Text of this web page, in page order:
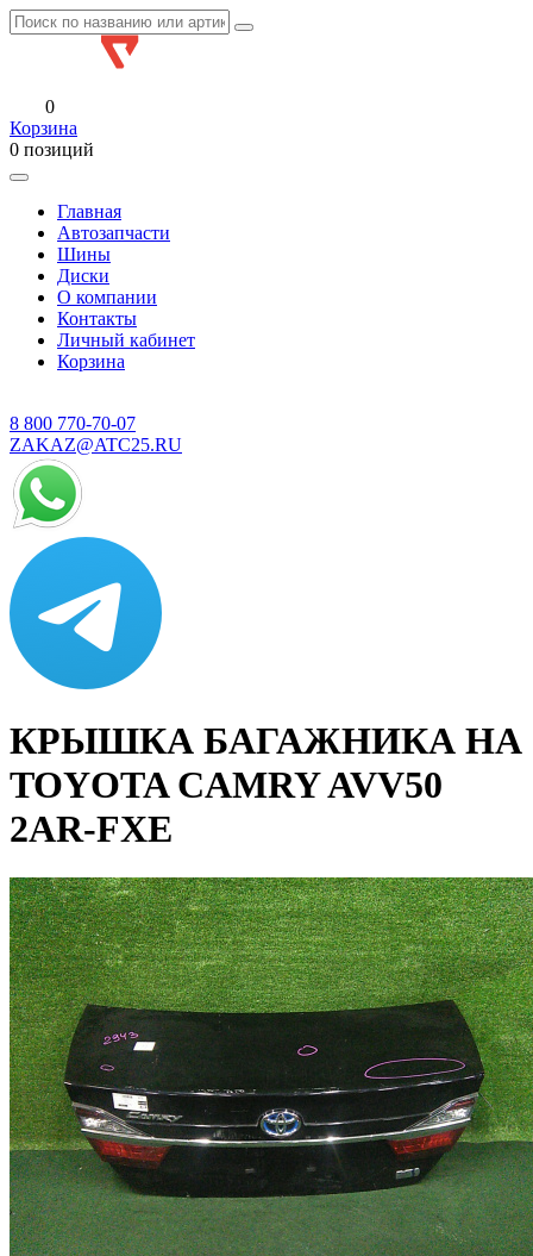
0
Корзина
0 позиций
Главная
Автозапчасти
Шины
Диски
О компании
Контакты
Личный кабинет
Корзина
8 800 770-70-07
ZAKAZ@ATC25.RU
КРЫШКА БАГАЖНИКА НА
TOYOTA CAMRY AVV50
2AR-FXE